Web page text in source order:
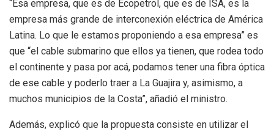
“Esa empresa, que es de Ecopetrol, que es de ISA, es la
empresa más grande de interconexión eléctrica de América
Latina. Lo que le estamos proponiendo a esa empresa” es
que “el cable submarino que ellos ya tienen, que rodea todo
el continente y pasa por acá, podamos tener una fibra óptica
de ese cable y poderlo traer a La Guajira y, asimismo, a
muchos municipios de la Costa”, añadió el ministro.
Además, explicó que la propuesta consiste en utilizar el